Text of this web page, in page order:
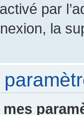
par
la